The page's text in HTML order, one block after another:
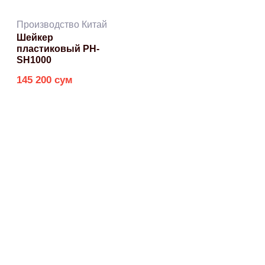
Производство Китай
Шейкер
пластиковый PH-
SH1000
145 200 сум